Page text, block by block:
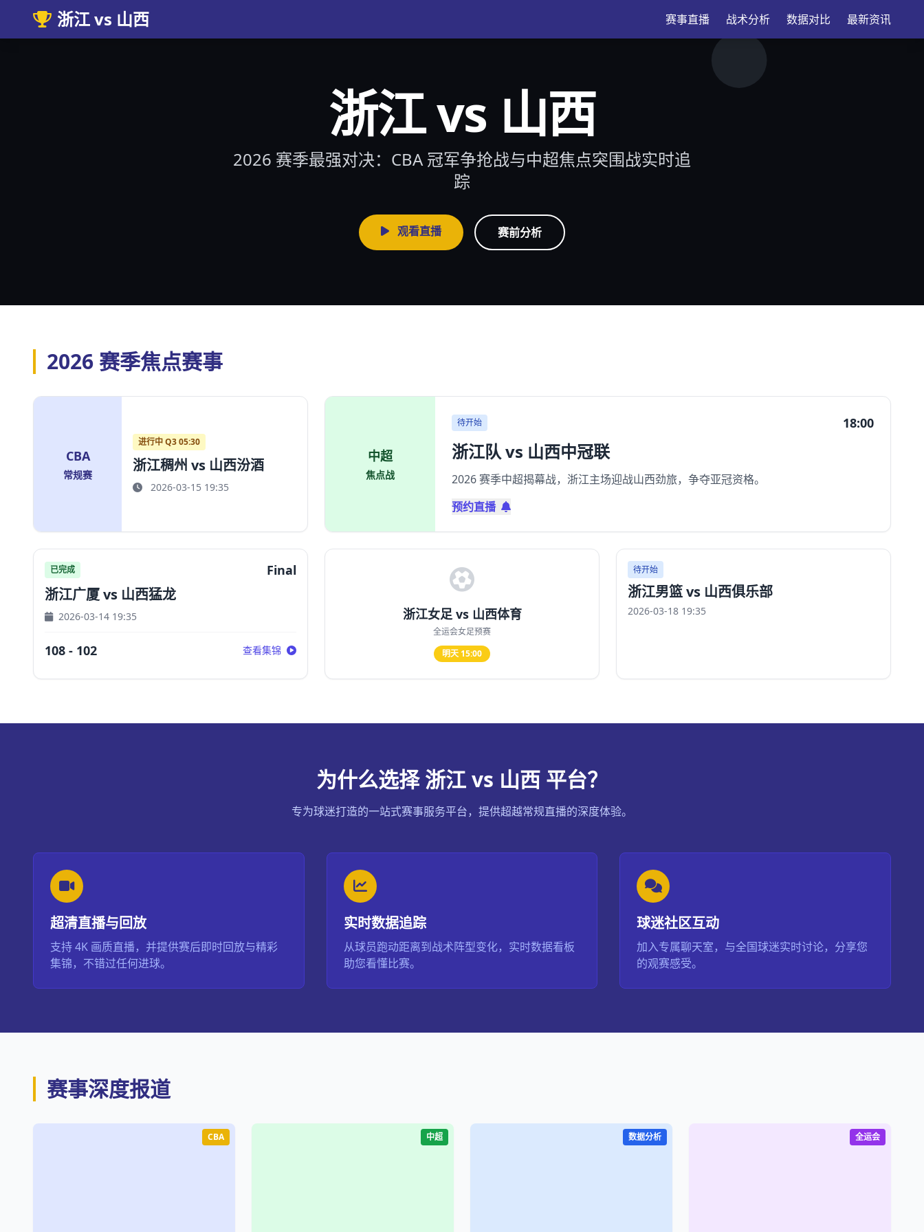
浙江 vs 山西 赛事直播 战术分析 数据对比 最新资讯
浙江 vs 山西
2026 赛季最强对决：CBA 冠军争抢战与中超焦点突围战实时追
踪
观看直播 赛前分析
2026 赛季焦点赛事
CBA
常规赛
进行中 Q3 05:30
浙江稠州 vs 山西汾酒
2026-03-15 19:35
中超
焦点战
待开始 18:00
浙江队 vs 山西中冠联
2026 赛季中超揭幕战，浙江主场迎战山西劲旅，争夺亚冠资格。
预约直播
已完成 Final
浙江广厦 vs 山西猛龙
2026-03-14 19:35
108 - 102 查看集锦
浙江女足 vs 山西体育
全运会女足预赛
明天 15:00
待开始
浙江男篮 vs 山西俱乐部
2026-03-18 19:35
为什么选择 浙江 vs 山西 平台？
专为球迷打造的一站式赛事服务平台，提供超越常规直播的深度体验。
超清直播与回放
支持 4K 画质直播，并提供赛后即时回放与精彩
集锦，不错过任何进球。
实时数据追踪
从球员跑动距离到战术阵型变化，实时数据看板
助您看懂比赛。
球迷社区互动
加入专属聊天室，与全国球迷实时讨论，分享您
的观赛感受。
赛事深度报道
CBA 中超 数据分析 全运会